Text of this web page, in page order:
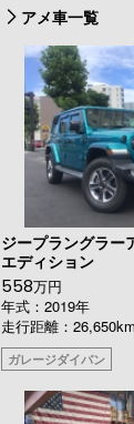
アメ車一覧
ジープラングラー
エディション
558万円
年式：2019年
走行距離：26,650km
ガレージダイバン